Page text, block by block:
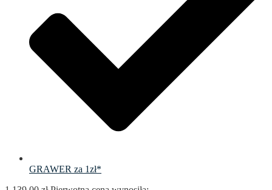
GRAWER za 1zł*